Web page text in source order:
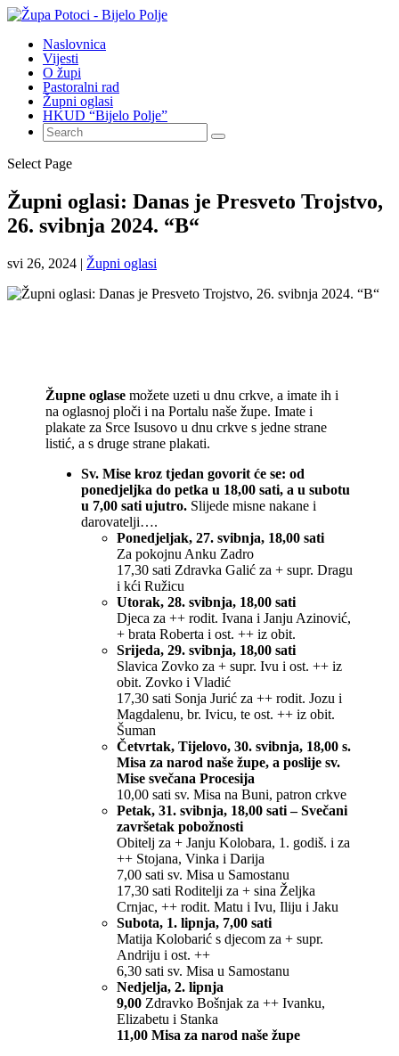
Naslovnica
Vijesti
O župi
Pastoralni rad
Župni oglasi
HKUD “Bijelo Polje”
Select Page
Župni oglasi: Danas je Presveto Trojstvo,
26. svibnja 2024. “B“
svi 26, 2024 | Župni oglasi
Župne oglase možete uzeti u dnu crkve, a imate ih i
na oglasnoj ploči i na Portalu naše župe. Imate i
plakate za Srce Isusovo u dnu crkve s jedne strane
listić, a s druge strane plakati.
Sv. Mise kroz tjedan govorit će se: od
ponedjeljka do petka u 18,00 sati, a u subotu
u 7,00 sati ujutro. Slijede misne nakane i
darovatelji….
Ponedjeljak, 27. svibnja, 18,00 sati
Za pokojnu Anku Zadro
17,30 sati Zdravka Galić za + supr. Dragu
i kći Ružicu
Utorak, 28. svibnja, 18,00 sati
Djeca za ++ rodit. Ivana i Janju Azinović,
+ brata Roberta i ost. ++ iz obit.
Srijeda, 29. svibnja, 18,00 sati
Slavica Zovko za + supr. Ivu i ost. ++ iz
obit. Zovko i Vladić
17,30 sati Sonja Jurić za ++ rodit. Jozu i
Magdalenu, br. Ivicu, te ost. ++ iz obit.
Šuman
Četvrtak, Tijelovo, 30. svibnja, 18,00 s.
Misa za narod naše župe, a poslije sv.
Mise svečana Procesija
10,00 sati sv. Misa na Buni, patron crkve
Petak, 31. svibnja, 18,00 sati – Svečani
završetak pobožnosti
Obitelj za + Janju Kolobara, 1. godiš. i za
++ Stojana, Vinka i Darija
7,00 sati sv. Misa u Samostanu
17,30 sati Roditelji za + sina Željka
Crnjac, ++ rodit. Matu i Ivu, Iliju i Jaku
Subota, 1. lipnja, 7,00 sati
Matija Kolobarić s djecom za + supr.
Andriju i ost. ++
6,30 sati sv. Misa u Samostanu
Nedjelja, 2. lipnja
9,00 Zdravko Bošnjak za ++ Ivanku,
Elizabetu i Stanka
11,00 Misa za narod naše župe